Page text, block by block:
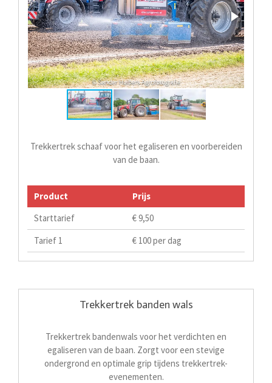
Trekkertrek schaaf voor het egaliseren en voorbereiden
van de baan.
Product
Prijs
Starttarief
€ 9,50
Tarief 1
€ 100 per dag
Trekkertrek banden wals
Trekkertrek bandenwals voor het verdichten en
egaliseren van de baan. Zorgt voor een stevige
ondergrond en optimale grip tijdens trekkertrek-
evenementen.